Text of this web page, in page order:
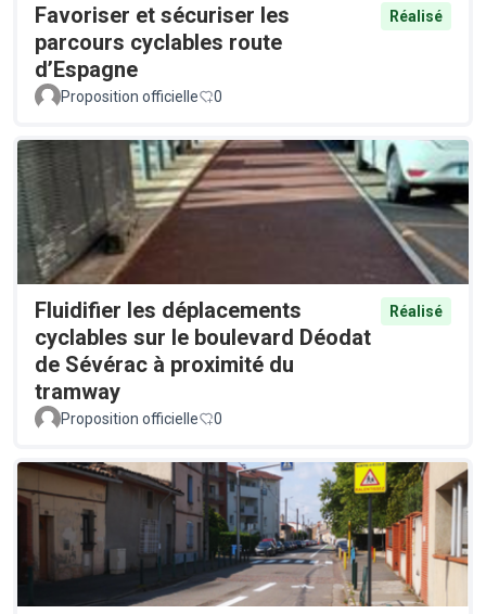
Favoriser et sécuriser les
parcours cyclables route
d’Espagne
Réalisé
Proposition officielle 0
Fluidifier les déplacements
cyclables sur le boulevard Déodat
de Sévérac à proximité du
tramway
Réalisé
Proposition officielle 0